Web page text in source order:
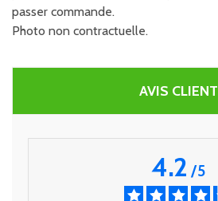
passer commande.
Photo non contractuelle.
AVIS CLIENT
4.2/5